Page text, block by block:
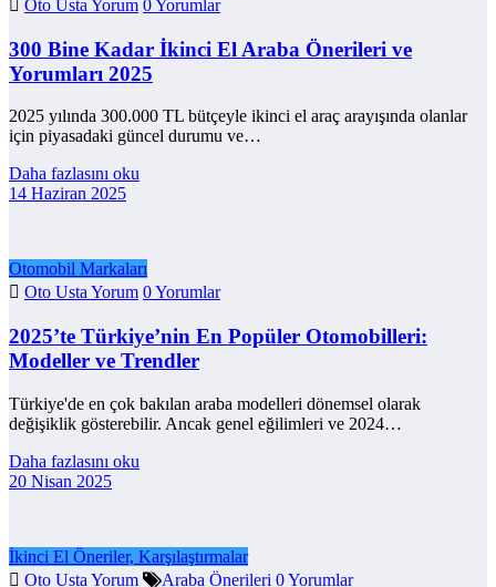
Oto Usta Yorum 0 Yorumlar
300 Bine Kadar İkinci El Araba Önerileri ve
Yorumları 2025
2025 yılında 300.000 TL bütçeyle ikinci el araç arayışında olanlar
için piyasadaki güncel durumu ve…
Daha fazlasını oku
14 Haziran 2025
Otomobil Markaları
Oto Usta Yorum 0 Yorumlar
2025’te Türkiye’nin En Popüler Otomobilleri:
Modeller ve Trendler
Türkiye'de en çok bakılan araba modelleri dönemsel olarak
değişiklik gösterebilir. Ancak genel eğilimleri ve 2024…
Daha fazlasını oku
20 Nisan 2025
İkinci El Öneriler, Karşılaştırmalar
Oto Usta Yorum
Araba Önerileri 0 Yorumlar